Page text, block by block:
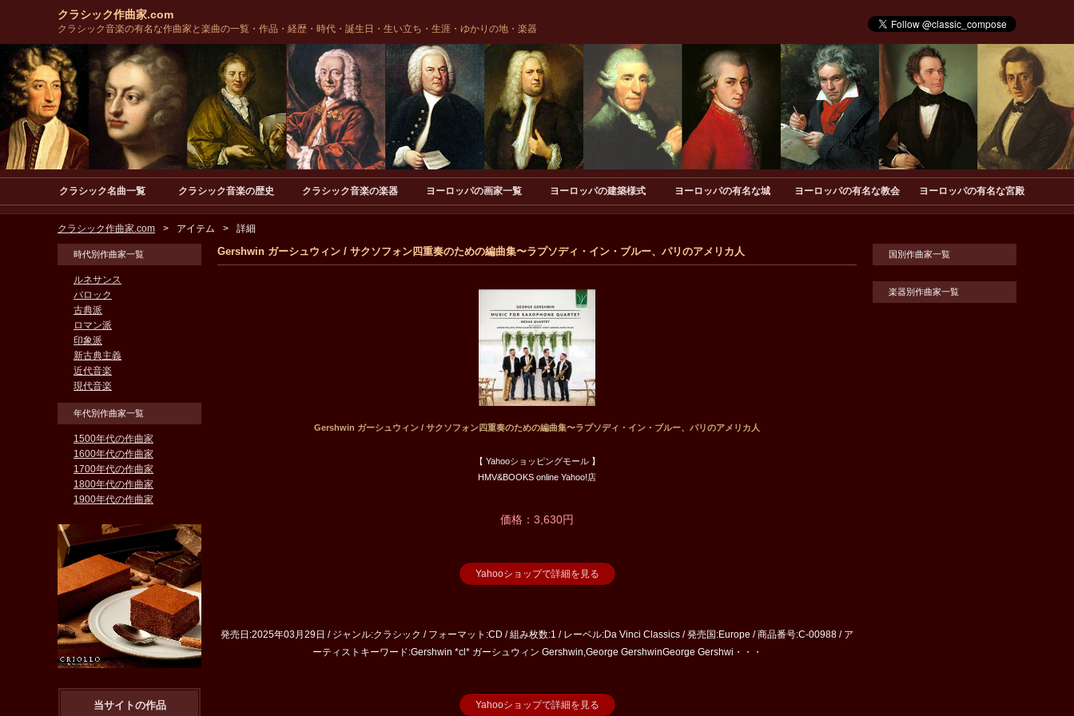
クラシック作曲家.com
クラシック音楽の有名な作曲家と楽曲の一覧・作品・経歴・時代・誕生日・生い立ち・生涯・ゆかりの地・楽器
クラシック名曲一覧 クラシック音楽の歴史 クラシック音楽の楽器 ヨーロッパの画家一覧 ヨーロッパの建築様式 ヨーロッパの有名な城 ヨーロッパの有名な教会 ヨーロッパの有名な宮殿
クラシック作曲家.com アイテム 詳細
Gershwin ガーシュウィン / サクソフォン四重奏のための編曲集〜ラプソディ・イン・ブルー、パリのアメリカ人
Gershwin ガーシュウィン / サクソフォン四重奏のための編曲集〜ラプソディ・イン・ブルー、パリのアメリカ人
【 Yahooショッピングモール 】
HMV&BOOKS online Yahoo!店
価格：3,630円
Yahooショップで詳細を見る
発売日:2025年03月29日 / ジャンル:クラシック / フォーマット:CD / 組み枚数:1 / レーベル:Da Vinci Classics / 発売国:Europe / 商品番号:C-00988 / ア
ーティストキーワード:Gershwin *cl* ガーシュウィン Gershwin,George GershwinGeorge Gershwi・・・
Yahooショップで詳細を見る
時代別作曲家一覧
ルネサンス
バロック
古典派
ロマン派
印象派
新古典主義
近代音楽
現代音楽
年代別作曲家一覧
1500年代の作曲家
1600年代の作曲家
1700年代の作曲家
1800年代の作曲家
1900年代の作曲家
当サイトの作品
国別作曲家一覧
楽器別作曲家一覧